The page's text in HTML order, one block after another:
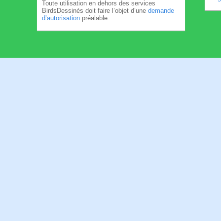
Toute utilisation en dehors des services
BirdsDessinés doit faire l’objet d’une demande
d’autorisation préalable.